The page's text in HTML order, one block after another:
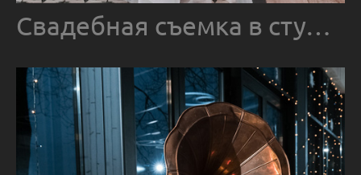
Свадебная съемка в студии